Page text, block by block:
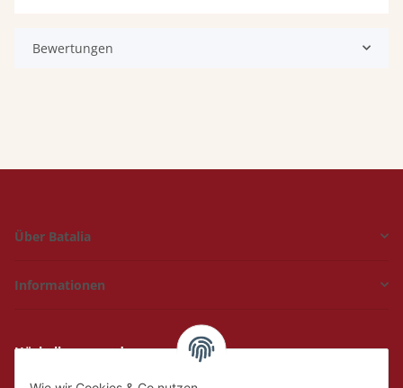
Bewertungen
Über Batalia
Informationen
Hückelhoven und